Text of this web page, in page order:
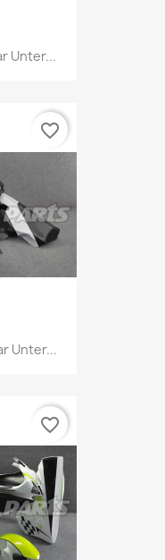
Unter...
Unter...
favorite_border
favorite_border